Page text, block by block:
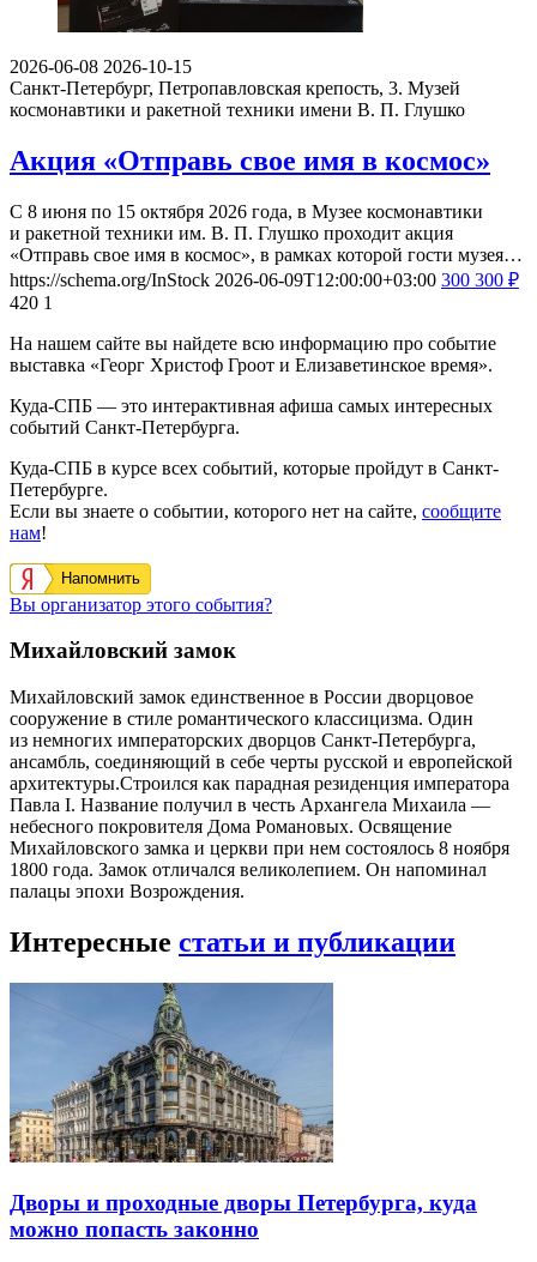
2026-06-08 2026-10-15
Санкт-Петербург, Петропавловская крепость, 3. Музей
космонавтики и ракетной техники имени В. П. Глушко
Акция «Отправь свое имя в космос»
С 8 июня по 15 октября 2026 года, в Музее космонавтики
и ракетной техники им. В. П. Глушко проходит акция
«Отправь свое имя в космос», в рамках которой гости музея…
https://schema.org/InStock 2026-06-09T12:00:00+03:00 300 300 ₽
420 1
На нашем сайте вы найдете всю информацию про событие
выставка «Георг Христоф Гроот и Елизаветинское время».
Куда-СПБ — это интерактивная афиша самых интересных
событий Санкт-Петербурга.
Куда-СПБ в курсе всех событий, которые пройдут в Санкт-
Петербурге.
Если вы знаете о событии, которого нет на сайте, сообщите
нам!
Напомнить
Вы организатор этого события?
Михайловский замок
Михайловский замок единственное в России дворцовое
сооружение в стиле романтического классицизма. Один
из немногих императорских дворцов Санкт-Петербурга,
ансамбль, соединяющий в себе черты русской и европейской
архитектуры.Строился как парадная резиденция императора
Павла I. Название получил в честь Архангела Михаила —
небесного покровителя Дома Романовых. Освящение
Михайловского замка и церкви при нем состоялось 8 ноября
1800 года. Замок отличался великолепием. Он напоминал
палацы эпохи Возрождения.
Интересные статьи и публикации
Дворы и проходные дворы Петербурга, куда
можно попасть законно